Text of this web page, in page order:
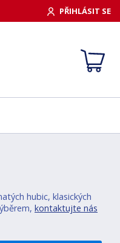
PŘIHLÁSIT SE
hubic, klasických
kontaktujte nás